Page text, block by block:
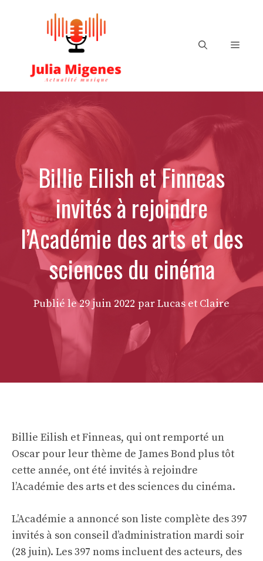
Menu
Billie Eilish et Finneas
invités à rejoindre
l’Académie des arts et des
sciences du cinéma
Publié le29 juin 2022 par Lucas et Claire
Billie Eilish et Finneas, qui ont remporté un
Oscar pour leur thème de James Bond plus tôt
cette année, ont été invités à rejoindre
l’Académie des arts et des sciences du cinéma.
L’Académie a annoncé sonliste complète des 397
invités à son conseil d’administration mardi soir
(28 juin). Les 397 noms incluent des acteurs, des